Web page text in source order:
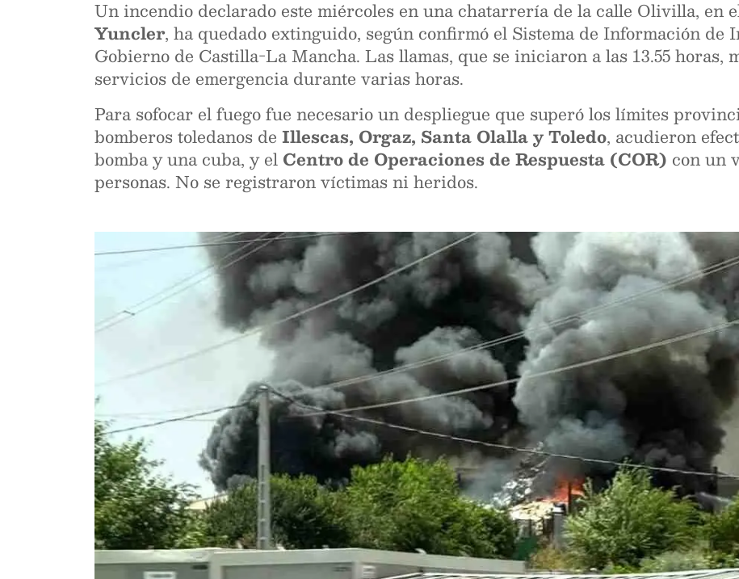
Un incendio declarado este miércoles en una chatarrería de la calle Olivilla, en
Yuncler, ha quedado extinguido, según confirmó el Sistema de Información de
Gobierno de Castilla-La Mancha. Las llamas, que se iniciaron a las 13.55 horas,
servicios de emergencia durante varias horas.
Para sofocar el fuego fue necesario un despliegue que superó los límites
bomberos toledanos de Illescas, Orgaz, Santa Olalla y Toledo, acudieron
bomba y una cuba, y el Centro de Operaciones de Respuesta (COR) con un
personas. No se registraron víctimas ni heridos.